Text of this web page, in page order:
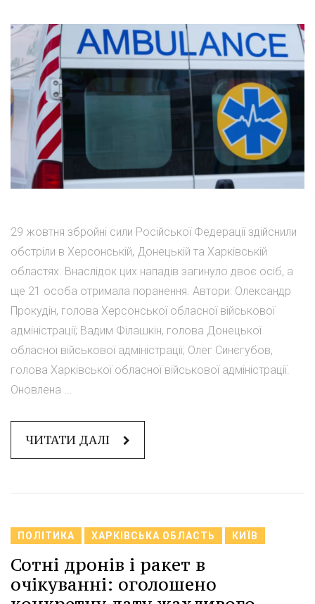
29 жовтня збройні сили Російської Федерації здійснили
обстріли в Херсонській, Донецькій та Харківській
областях. Внаслідок цих нападів загинуло двоє осіб, а
ще 21 особа отримала поранення. Автори: Олександр
Прокудін, голова Херсонської обласної військової
адміністрації; Вадим Філашкін, голова Донецької
обласної військової адміністрації; Олег Синєгубов,
голова Харківської обласної військової адміністрації.
Оновлена ...
ЧИТАТИ ДАЛІ
ПОЛІТИКА ХАРКІВСЬКА ОБЛАСТЬ КИЇВ
Сотні дронів і ракет в
очікуванні: оголошено